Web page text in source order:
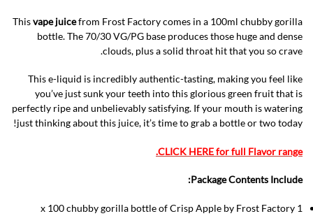
Thisvape juicefrom Frost Factory comes in a 100ml chubby gorilla
bottle. The 70/30 VG/PG base produces those huge and dense
clouds, plus a solid throat hit that you so crave.
This e-liquid is incredibly authentic-tasting, making you feel like
you’ve just sunk your teeth into this glorious green fruit that is
perfectly ripe and unbelievably satisfying. If your mouth is watering
just thinking about this juice, it’s time to grab a bottle or two today!
CLICK HERE for full Flavor range.
Package Contents Include:
1 x 100 chubby gorilla bottle of Crisp Apple by Frost Factory